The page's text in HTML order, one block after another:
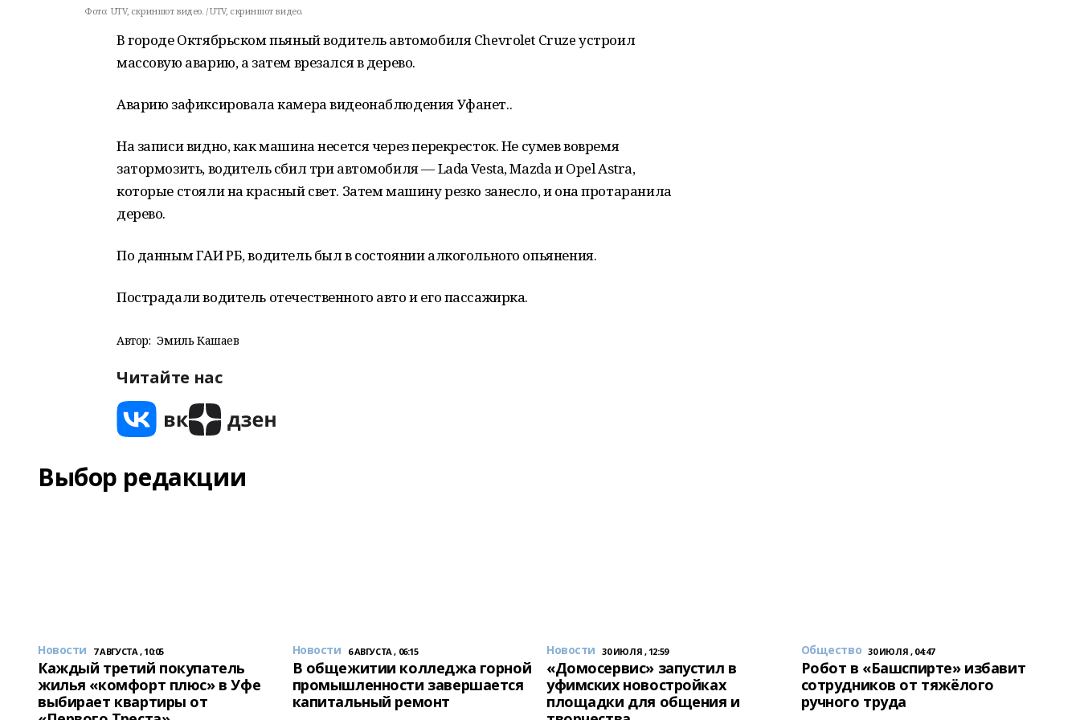
Фото: UTV, скриншот видео. / UTV, скриншот видео.
В городе Октябрьском пьяный водитель автомобиля Chevrolet Cruze устроил
массовую аварию, а затем врезался в дерево.
Аварию зафиксировала камера видеонаблюдения Уфанет..
На записи видно, как машина несется через перекресток. Не сумев вовремя
затормозить, водитель сбил три автомобиля — Lada Vesta, Mazda и Opel Astra,
которые стояли на красный свет. Затем машину резко занесло, и она протаранила
дерево.
По данным ГАИ РБ, водитель был в состоянии алкогольного опьянения.
Пострадали водитель отечественного авто и его пассажирка.
Автор: Эмиль Кашаев
Читайте нас
Выбор редакции
Новости 7 АВГУСТА , 10:05
Каждый третий покупатель
жилья «комфорт плюс» в Уфе
выбирает квартиры от
Новости 6 АВГУСТА , 06:15
В общежитии колледжа горной
промышленности завершается
капитальный ремонт
Новости 30 ИЮЛЯ , 12:59
«Домосервис» запустил в
уфимских новостройках
площадки для общения и
Общество 30 ИЮЛЯ , 04:47
Робот в «Башспирте» избавит
сотрудников от тяжёлого
ручного труда